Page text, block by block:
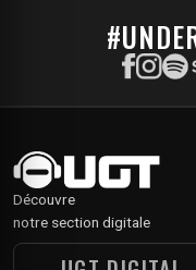
Découvre
notre section digitale